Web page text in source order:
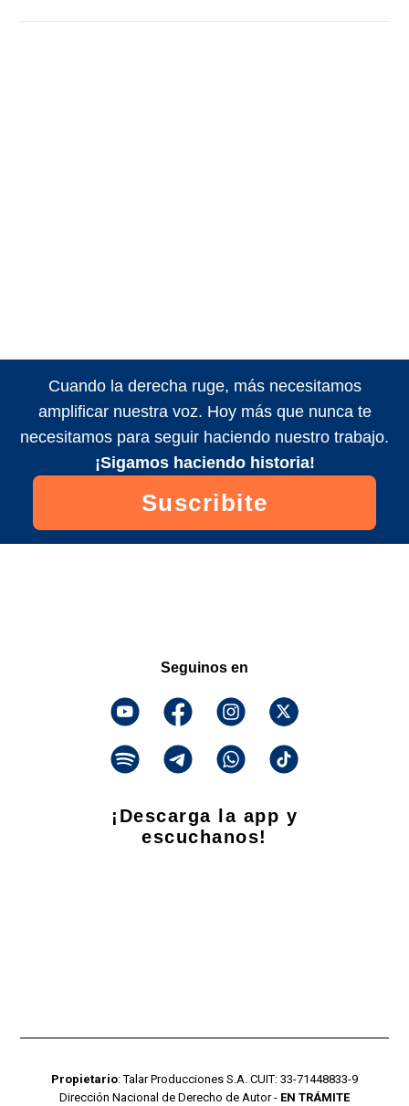
Cuando la derecha ruge, más necesitamos
amplificar nuestra voz. Hoy más que nunca te
necesitamos para seguir haciendo nuestro trabajo.
¡Sigamos haciendo historia!
Suscribite
Seguinos en
¡Descarga la app y
escuchanos!
Propietario: Talar Producciones S.A. CUIT: 33-71448833-9
Dirección Nacional de Derecho de Autor - EN TRÁMITE